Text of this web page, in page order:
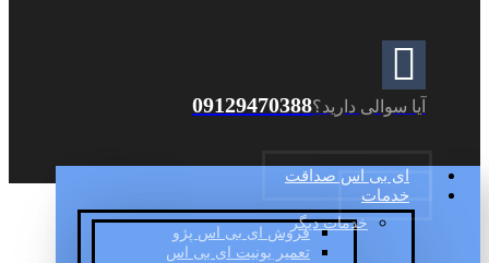
آیا سوالی دارید؟09129470388
ای بی اس صداقت
خدمات
خدمات دیگر
فروش ای بی اس پژو
تعمیر یونیت ای بی اس